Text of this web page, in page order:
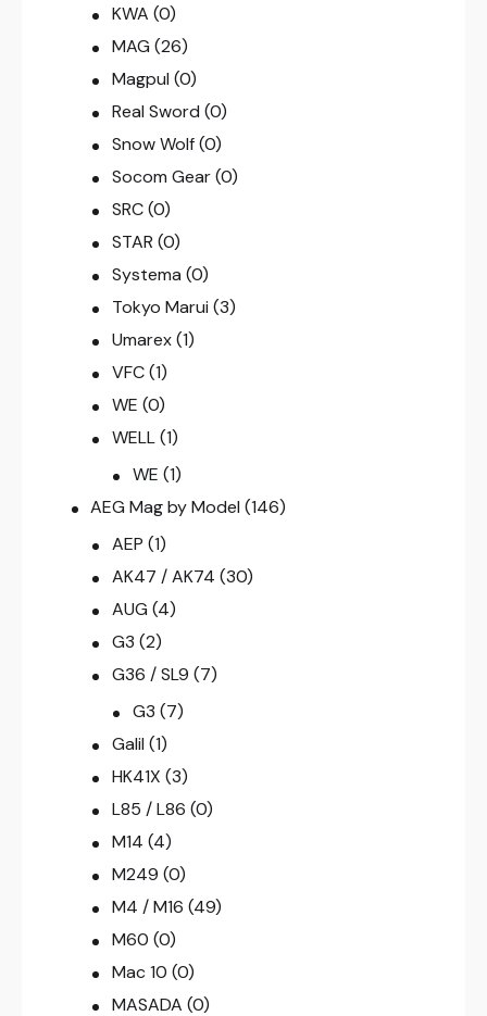
KWA (0)
MAG (26)
Magpul (0)
Real Sword (0)
Snow Wolf (0)
Socom Gear (0)
SRC (0)
STAR (0)
Systema (0)
Tokyo Marui (3)
Umarex (1)
VFC (1)
WE (0)
WELL (1)
WE (1)
AEG Mag by Model (146)
AEP (1)
AK47 / AK74 (30)
AUG (4)
G3 (2)
G36 / SL9 (7)
G3 (7)
Galil (1)
HK41X (3)
L85 / L86 (0)
M14 (4)
M249 (0)
M4 / M16 (49)
M60 (0)
Mac 10 (0)
MASADA (0)